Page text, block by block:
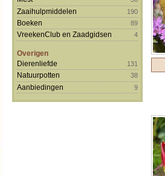
Zaaihulpmiddelen 190
Boeken 89
VreekenClub en Zaadgidsen 4
Overigen
Dierenliefde
131
Natuurpotten 38
Aanbiedingen 9